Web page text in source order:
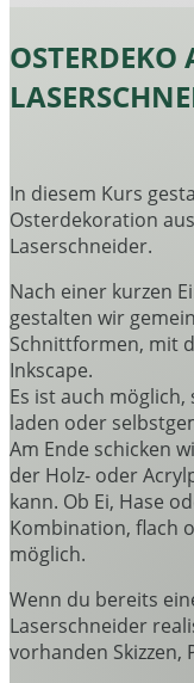
OSTERDEKO
In diesem Kurs
Osterdekoration
Laserschneider.
Nach einer kurzen
gestalten wir
Schnittformen, mit
Inkscape.
Es ist auch
laden oder
Am Ende schicken
der Holz- oder
kann. Ob Ei, Hase
Kombination, flach
möglich.
Wenn du bereits
Laserschneider
vorhanden